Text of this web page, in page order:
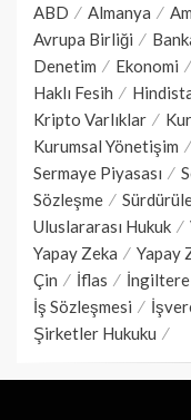
ABD Almanya
Avrupa Birliği
Denetim
Ekonomi
Haklı Fesih
Kripto Varlıklar
Kurumsal Yönetişim
Sermaye Piyasası
Sözleşme
Uluslararası Hukuk
Yapay Zeka
Yapay
Çin
İflas İngiltere
İş Sözleşmesi
Şirketler Hukuku